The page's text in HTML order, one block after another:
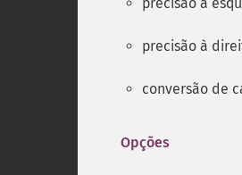
precisão à
conversão de
Opções